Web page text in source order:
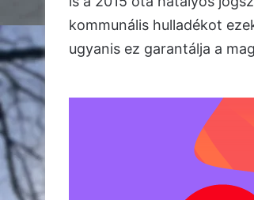
kommunális hulladékot
ugyanis ez garantálja a